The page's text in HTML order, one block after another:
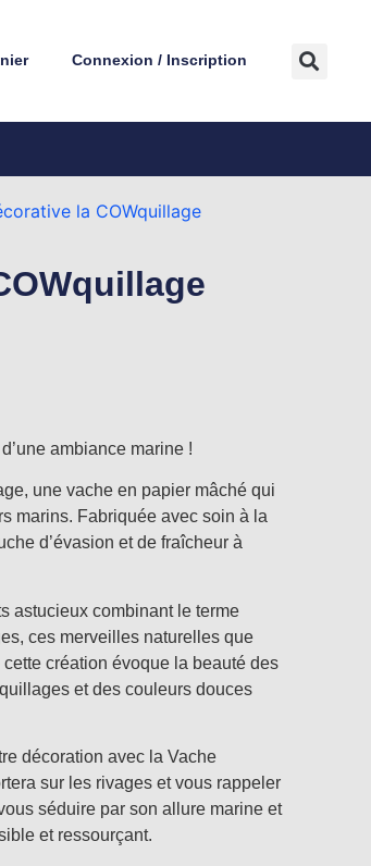
Connexion / Inscription
la COWquillage
ambiance marine !
une vache en papier mâché qui
marins. Fabriquée avec soin à la
d’évasion et de fraîcheur à
astucieux combinant le terme
ces merveilles naturelles que
création évoque la beauté des
et des couleurs douces
décoration avec la Vache
sur les rivages et vous rappeler
séduire par son allure marine et
et ressourçant.